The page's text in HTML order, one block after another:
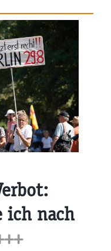
ich nach